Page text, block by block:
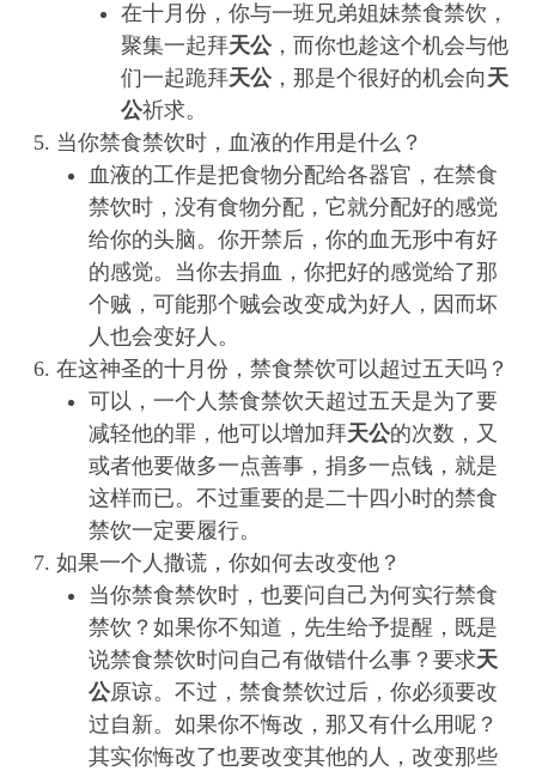
在十月份，你与一班兄弟姐妹禁食禁饮，
聚集一起拜天公，而你也趁这个机会与他
们一起跪拜天公，那是个很好的机会向 天
公祈求。
当你禁食禁饮时，血液的作用是什么？
血液的工作是把食物分配给各器官，在禁食
禁饮时，没有食物分配，它就分配好的感觉
给你的头脑。你开禁后，你的血无形中有好
的感觉。当你去捐血，你把好的感觉给了那
个贼，可能那个贼会改变成为好人，因而坏
人也会变好人。
在这神圣的十月份，禁食禁饮可以超过五天吗？
可以，一个人禁食禁饮天超过五天是为了要
减轻他的罪，他可以增加拜天公的次数，又
或者他要做多一点善事，捐多一点钱，就是
这样而已。不过重要的是二十四小时的禁食
禁饮一定要履行。
如果一个人撒谎，你如何去改变他？
当你禁食禁饮时，也要问自己为何实行禁食
禁饮？如果你不知道，先生给予提醒，既是
说禁食禁饮时问自己有做错什么事？要求天
公原谅。不过，禁食禁饮过后，你必须要改
过自新。如果你不悔改，那又有什么用呢？
其实你悔改了也要改变其他的人，改变那些